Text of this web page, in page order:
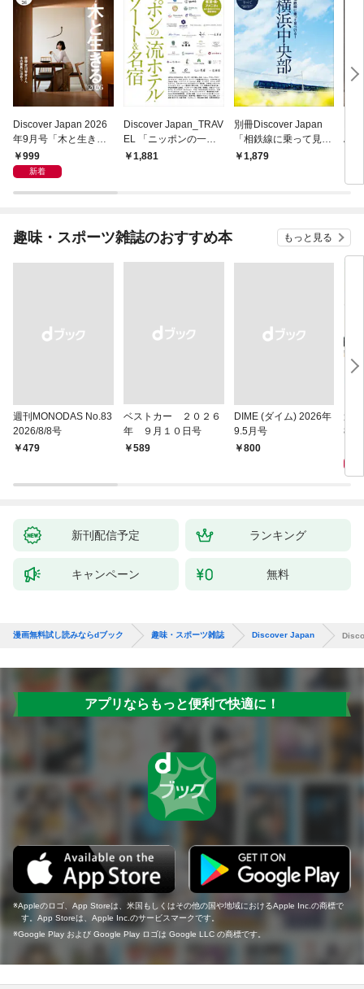
Discover Japan 2026
年9月号「木と生きる
2026（表紙：古川琴
音さん）」
999
新着
Discover Japan_TRAV
EL 「ニッポンの一流
ホテル・リゾート＆名
1,881
別冊Discover Japan
「相鉄線に乗って見つ
ける！横浜中央部」
1,879
趣味・スポーツ雑誌のおすすめ本 もっと見る
週刊MONODAS No.83
2026/8/8号
￥479
ベストカー ２０２６
年 ９月１０日号
￥589
DIME (ダイム) 2026年
9.5月号
￥800
週
8/
新刊配信予定 ランキング
キャンペーン 無料
漫画無料試し読みならdブック 趣味・スポーツ雑誌 Discover Japan
アプリならもっと便利で快適に！
Appleのロゴ、App Storeは、米国もしくはその他の国や地域におけるApple Inc.の商標で
す。App Storeは、Apple Inc.のサービスマークです。
Google Play および Google Play ロゴは Google LLC の商標です。